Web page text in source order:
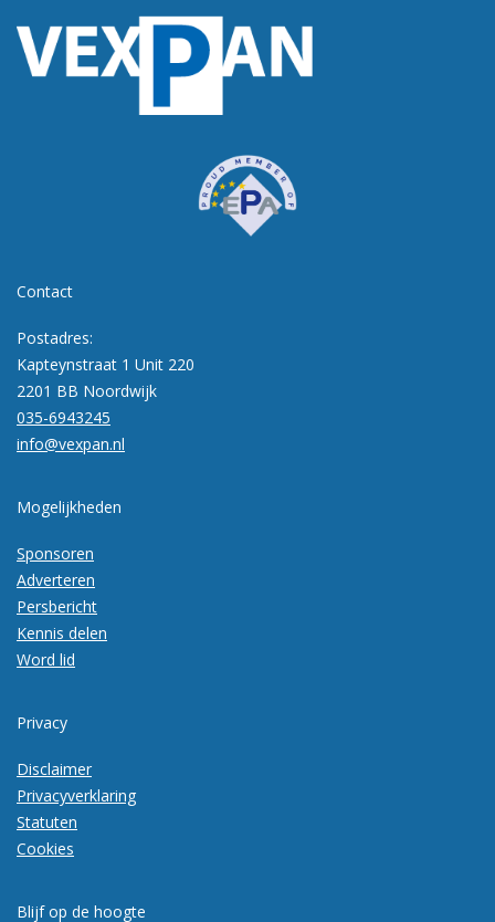
Contact
Postadres:
Kapteynstraat 1 Unit 220
2201 BB Noordwijk
035-6943245
info@vexpan.nl
Mogelijkheden
Sponsoren
Adverteren
Persbericht
Kennis delen
Word lid
Privacy
Disclaimer
Privacyverklaring
Statuten
Cookies
Blijf op de hoogte